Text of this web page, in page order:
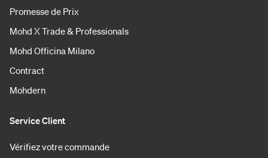
Promesse de Prix
Mohd X Trade & Professionals
Mohd Officina Milano
Contract
Mohdern
Service Client
Vérifiez votre commande